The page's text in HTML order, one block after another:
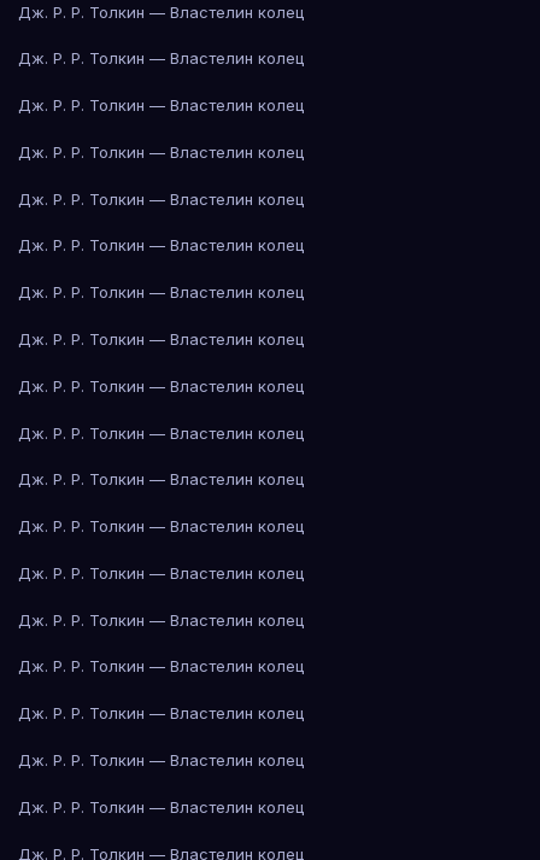
Дж. Р. Р. Толкин — Властелин колец
Дж. Р. Р. Толкин — Властелин колец
Дж. Р. Р. Толкин — Властелин колец
Дж. Р. Р. Толкин — Властелин колец
Дж. Р. Р. Толкин — Властелин колец
Дж. Р. Р. Толкин — Властелин колец
Дж. Р. Р. Толкин — Властелин колец
Дж. Р. Р. Толкин — Властелин колец
Дж. Р. Р. Толкин — Властелин колец
Дж. Р. Р. Толкин — Властелин колец
Дж. Р. Р. Толкин — Властелин колец
Дж. Р. Р. Толкин — Властелин колец
Дж. Р. Р. Толкин — Властелин колец
Дж. Р. Р. Толкин — Властелин колец
Дж. Р. Р. Толкин — Властелин колец
Дж. Р. Р. Толкин — Властелин колец
Дж. Р. Р. Толкин — Властелин колец
Дж. Р. Р. Толкин — Властелин колец
Дж. Р. Р. Толкин — Властелин колец